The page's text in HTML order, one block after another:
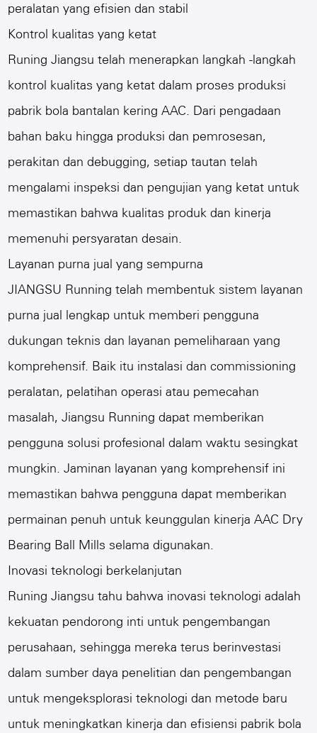
peralatan yang efisien dan stabil
Kontrol kualitas yang ketat
Runing Jiangsu telah menerapkan langkah -langkah
kontrol kualitas yang ketat dalam proses produksi
pabrik bola bantalan kering AAC. Dari pengadaan
bahan baku hingga produksi dan pemrosesan,
perakitan dan debugging, setiap tautan telah
mengalami inspeksi dan pengujian yang ketat untuk
memastikan bahwa kualitas produk dan kinerja
memenuhi persyaratan desain.
Layanan purna jual yang sempurna
JIANGSU Running telah membentuk sistem layanan
purna jual lengkap untuk memberi pengguna
dukungan teknis dan layanan pemeliharaan yang
komprehensif. Baik itu instalasi dan commissioning
peralatan, pelatihan operasi atau pemecahan
masalah, Jiangsu Running dapat memberikan
pengguna solusi profesional dalam waktu sesingkat
mungkin. Jaminan layanan yang komprehensif ini
memastikan bahwa pengguna dapat memberikan
permainan penuh untuk keunggulan kinerja AAC Dry
Bearing Ball Mills selama digunakan.
Inovasi teknologi berkelanjutan
Runing Jiangsu tahu bahwa inovasi teknologi adalah
kekuatan pendorong inti untuk pengembangan
perusahaan, sehingga mereka terus berinvestasi
dalam sumber daya penelitian dan pengembangan
untuk mengeksplorasi teknologi dan metode baru
untuk meningkatkan kinerja dan efisiensi pabrik bola